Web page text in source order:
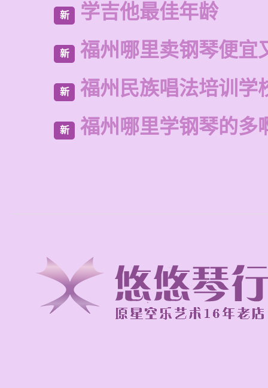
新 学吉他最佳年龄
新 福州哪里卖钢琴便宜
新 福州民族唱法培训学
新 福州哪里学钢琴的多